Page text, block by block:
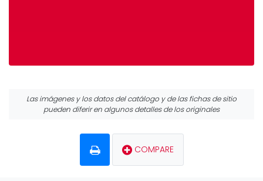
Las imágenes y los datos del catálogo y de las fichas de sitio
pueden diferir en algunos detalles de los originales
COMPARE